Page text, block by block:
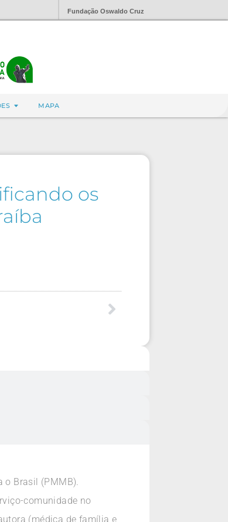
Fundação Oswaldo Cruz
MAPA
os
o Brasil (PMMB).
comunidade no
(médica de família e